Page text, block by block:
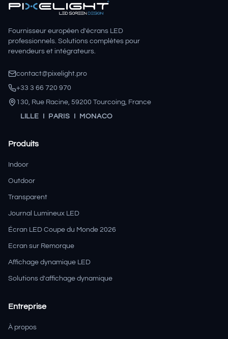
Fournisseur européen d'écrans LED
professionnels. Solutions complètes pour
revendeurs et intégrateurs.
contact@pixelight.pro
+33 3 66 720 970
130, Rue Racine 59200 Tourcoing France
LILLE I PARIS I MONACO
Produits
Indoor
Outdoor
Transparent
Journal Lumineux LED
Écran LED Coupe du Monde 2026
Ecran sur Remorque
Affichage dynamique LED
Solutions d'affichage dynamique
Entreprise
À propos